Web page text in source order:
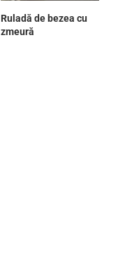
Ruladă de bezea cu
zmeură